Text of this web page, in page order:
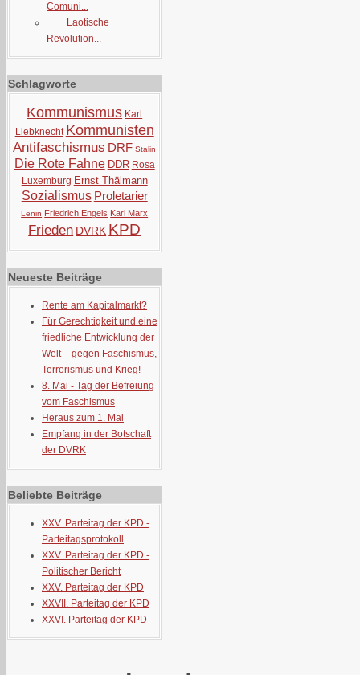
Comuni...
Laotische
Revolution...
Schlagworte
Kommunismus Karl
Liebknecht Kommunisten
Antifaschismus DRF Stalin
Die Rote Fahne DDR Rosa
Luxemburg Ernst Thälmann
Sozialismus Proletarier
Lenin Friedrich Engels Karl Marx
Frieden DVRK KPD
Neueste Beiträge
Rente am Kapitalmarkt?
Für Gerechtigkeit und eine
friedliche Entwicklung der
Welt – gegen Faschismus,
Terrorismus und Krieg!
8. Mai - Tag der Befreiung
vom Faschismus
Heraus zum 1. Mai
Empfang in der Botschaft
der DVRK
Beliebte Beiträge
XXV. Parteitag der KPD -
Parteitagsprotokoll
XXV. Parteitag der KPD -
Politischer Bericht
XXV. Parteitag der KPD
XXVII. Parteitag der KPD
XXVI. Parteitag der KPD